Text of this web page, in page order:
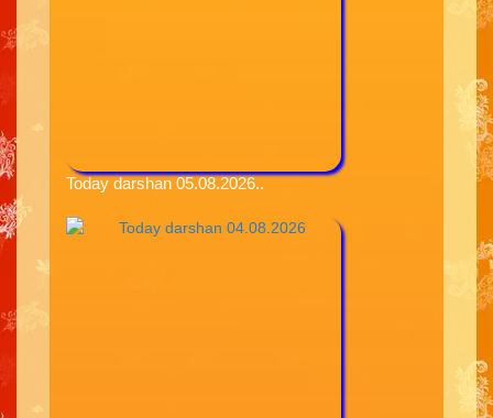
Today darshan 05.08.2026..